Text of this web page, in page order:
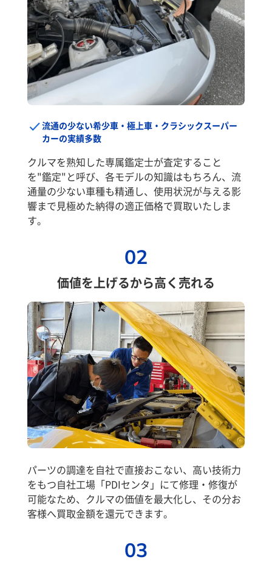
流通の少ない希少車・極上車・クラシックスーパー
カーの実績多数
クルマを熟知した専属鑑定士が査定すること
を"鑑定"と呼び、各モデルの知識はもちろん、流
通量の少ない車種も精通し、使用状況が与える影
響まで見極めた納得の適正価格で買取いたしま
す。
02
価値を上げるから高く売れる
パーツの調達を自社で直接おこない、高い技術力
をもつ自社工場「PDIセンタ」にて修理・修復が
可能なため、クルマの価値を最大化し、その分お
客様へ買取金額を還元できます。
03